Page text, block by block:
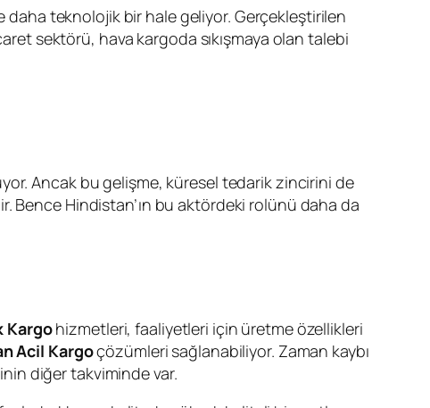
daha teknolojik bir hale geliyor. Gerçekleştirilen
sektörü, hava kargoda sıkışmaya olan talebi
Ancak bu gelişme, küresel tedarik zincirini de
Bence Hindistan’ın bu aktördeki rolünü daha da
Kargohizmetleri, faaliyetleri için üretme özellikleri
Acil Kargoçözümleri sağlanabiliyor. Zaman kaybı
diğer takviminde var.